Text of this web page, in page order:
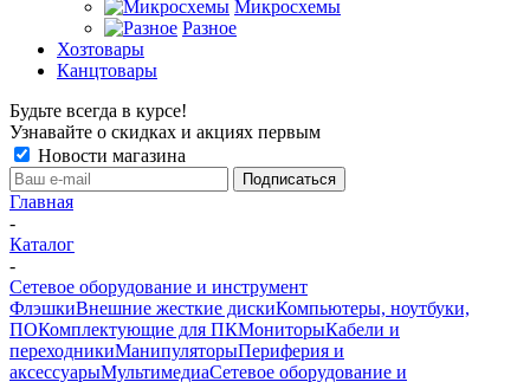
Микросхемы
Разное
Хозтовары
Канцтовары
Будьте всегда в курсе!
Узнавайте о скидках и акциях первым
Новости магазина
Главная
-
Каталог
-
Сетевое оборудование и инструмент
ФлэшкиВнешние жесткие дискиКомпьютеры, ноутбуки,
ПОКомплектующие для ПКМониторыКабели и
переходникиМанипуляторыПериферия и
аксессуарыМультимедиаСетевое оборудование и